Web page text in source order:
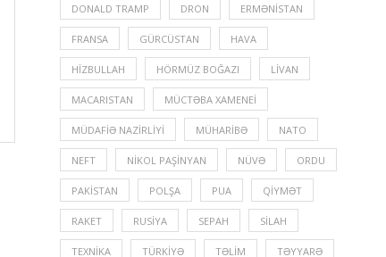
DONALD TRAMP DRON ERMƏNISTAN
FRANSA GÜRCÜSTAN HAVA
HIZBULLAH HÖRMÜZ BOĞAZI LIVAN
MACARISTAN MÜCTƏBA XAMENEI
MÜDAFIƏ NAZIRLIYI MÜHARIBƏ NATO
NEFT NIKOL PAŞINYAN NÜVƏ ORDU
PAKISTAN POLŞA PUA QIYMƏT
RAKET RUSIYA SEPAH SILAH
TEXNIKA TÜRKIYƏ TƏLIM TƏYYARƏ